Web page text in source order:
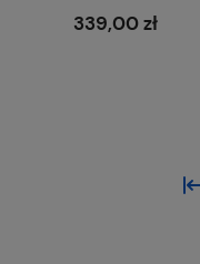
339,00 zł
«